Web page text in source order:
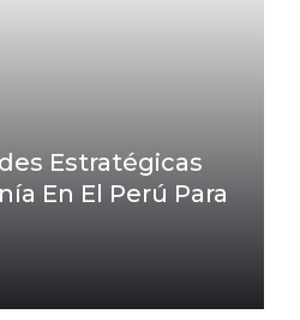
Estratégicas
En El Perú Para